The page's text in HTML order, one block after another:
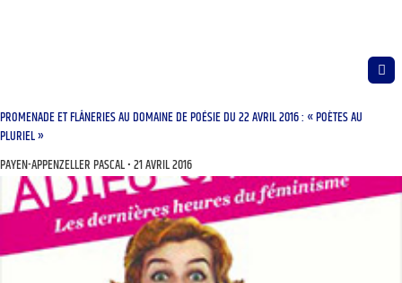
PROMENADE ET FLÂNERIES AU DOMAINE DE POÉSIE DU 22 AVRIL 2016 : « POÈTES AU
PLURIEL »
PAYEN-APPENZELLER PASCAL 21 AVRIL 2016